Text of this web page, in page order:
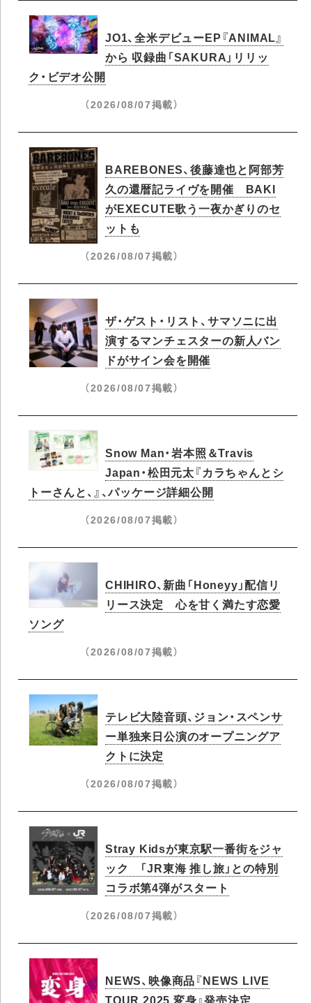
JO1、全米デビューEP『ANIMAL』
から 収録曲「SAKURA」リリッ
ク・ビデオ公開
（2026/08/07掲載）
BAREBONES、後藤達也と阿部芳
久の還暦記ライヴを開催 BAKI
がEXECUTE歌う一夜かぎりのセ
ットも
（2026/08/07掲載）
ザ・ゲスト・リスト、サマソニに出
演するマンチェスターの新人バン
ドがサイン会を開催
（2026/08/07掲載）
Snow Man・岩本照＆Travis
Japan・松田元太『カラちゃんとシ
トーさんと、』、パッケージ詳細公開
（2026/08/07掲載）
CHIHIRO、新曲「Honeyy」配信リ
リース決定 心を甘く満たす恋愛
ソング
（2026/08/07掲載）
テレビ大陸音頭、ジョン・スペンサ
ー単独来日公演のオープニングア
クトに決定
（2026/08/07掲載）
Stray Kidsが東京駅一番街をジャ
ック 「JR東海 推し旅」との特別
コラボ第4弾がスタート
（2026/08/07掲載）
NEWS、映像商品『NEWS LIVE
TOUR 2025 変身』発売決定